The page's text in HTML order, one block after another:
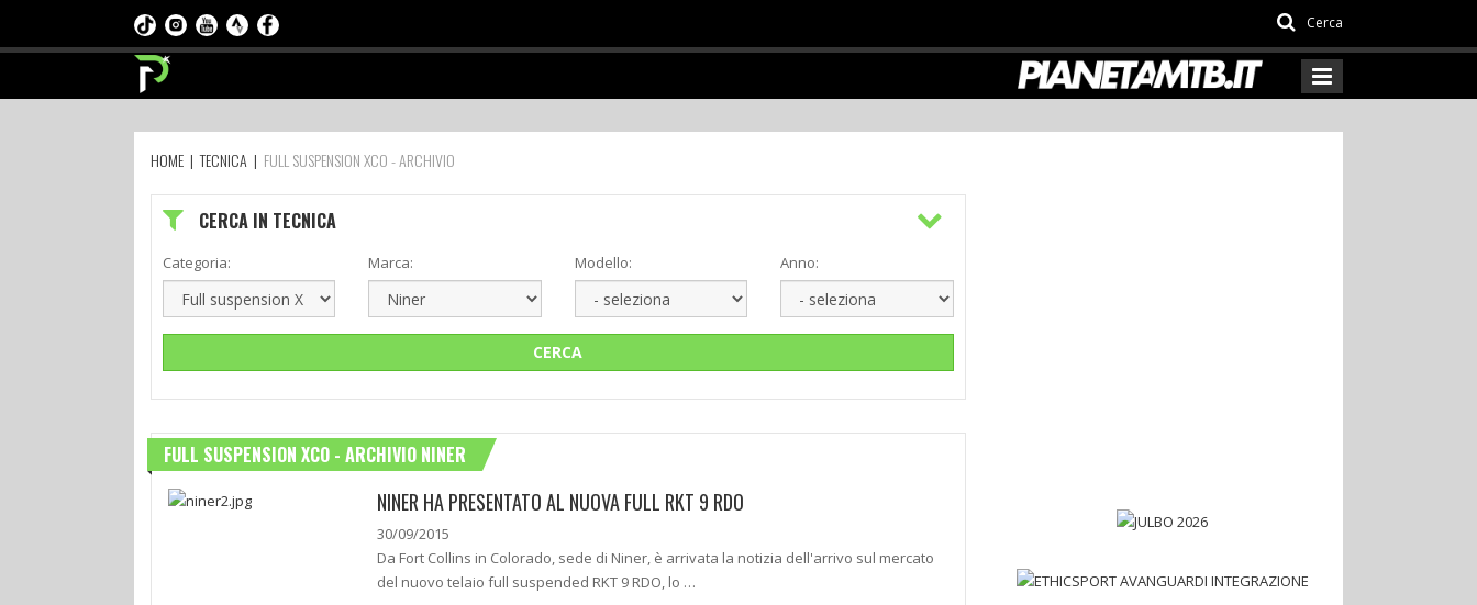
Cerca
HOME |TECNICA | FULL SUSPENSION XCO - ARCHIVIO
CERCA IN TECNICA
Categoria: Marca: Modello: Anno:
CERCA
FULL SUSPENSION XCO - ARCHIVIO NINER
NINER HA PRESENTATO AL NUOVA FULL RKT 9 RDO
30/09/2015
Da Fort Collins in Colorado, sede di Niner, è arrivata la notizia dell'arrivo sul mercato
del nuovo telaio full suspended RKT 9 RDO, lo …